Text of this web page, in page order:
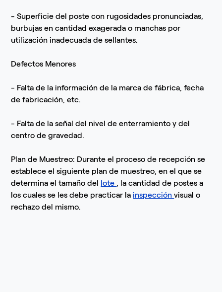
- Superficie del poste con rugosidades pronunciadas,
burbujas en cantidad exagerada o manchas por
utilización inadecuada de sellantes.
Defectos Menores
- Falta de la información de la marca de fábrica, fecha
de fabricación, etc.
- Falta de la señal del nivel de enterramiento y del
centro de gravedad.
Plan de Muestreo: Durante el proceso de recepción se
establece el siguiente plan de muestreo, en el que se
determina el tamaño del lote
, la cantidad de postes a
los cuales se les debe practicar lainspecciónvisual o
rechazo del mismo.